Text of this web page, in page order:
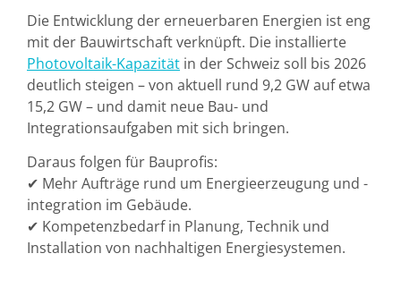
Die Entwicklung der erneuerbaren Energien ist eng
mit der Bauwirtschaft verknüpft. Die installierte
Photovoltaik-Kapazität in der Schweiz soll bis 2026
deutlich steigen – von aktuell rund 9,2 GW auf etwa
15,2 GW– und damit neue Bau- und
Integrationsaufgaben mit sich bringen.
Daraus folgen für Bauprofis:
✔ Mehr Aufträge rund um Energieerzeugung und -
integration im Gebäude.
✔ Kompetenzbedarf in Planung, Technik und
Installation von nachhaltigen Energiesystemen.